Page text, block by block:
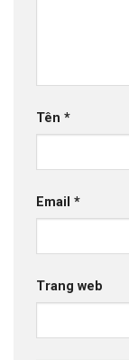
Tên *
Email *
Trang web